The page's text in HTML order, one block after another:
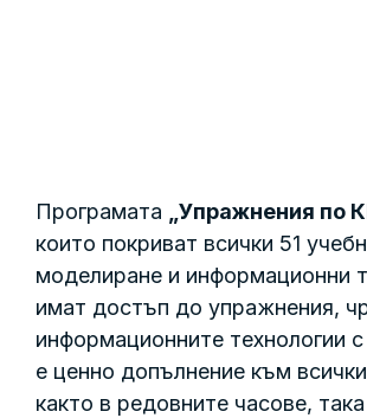
Програмата „Упражнения по
които покриват всички 51
моделиране и информационни
имат достъп до упражнения,
информационните технологии
е ценно допълнение към
както в редовните часове,